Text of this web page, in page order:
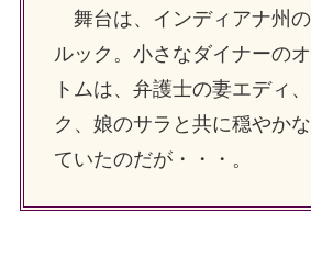
舞台は、インディアナ州
ルック。小さなダイナーの
トムは、弁護士の妻エディ
ク、娘のサラと共に穏やか
ていたのだが・・・。